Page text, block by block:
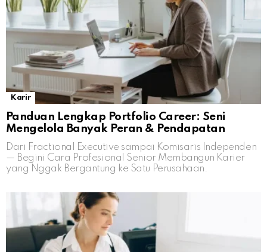
Karir
Panduan Lengkap Portfolio Career: Seni
Mengelola Banyak Peran & Pendapatan
Dari Fractional Executive sampai Komisaris Independen
— Begini Cara Profesional Senior Membangun Karier
yang Nggak Bergantung ke Satu Perusahaan.